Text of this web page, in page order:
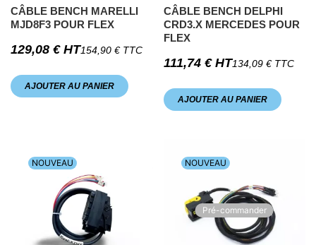
CÂBLE BENCH MARELLI
MJD8F3 POUR FLEX
129,08 €HT154,90 €TTC
AJOUTER AU PANIER
CÂBLE BENCH DELPHI
CRD3.X MERCEDES POUR
FLEX
111,74 €HT134,09 €TTC
AJOUTER AU PANIER
NOUVEAU NOUVEAU
Pré-commander